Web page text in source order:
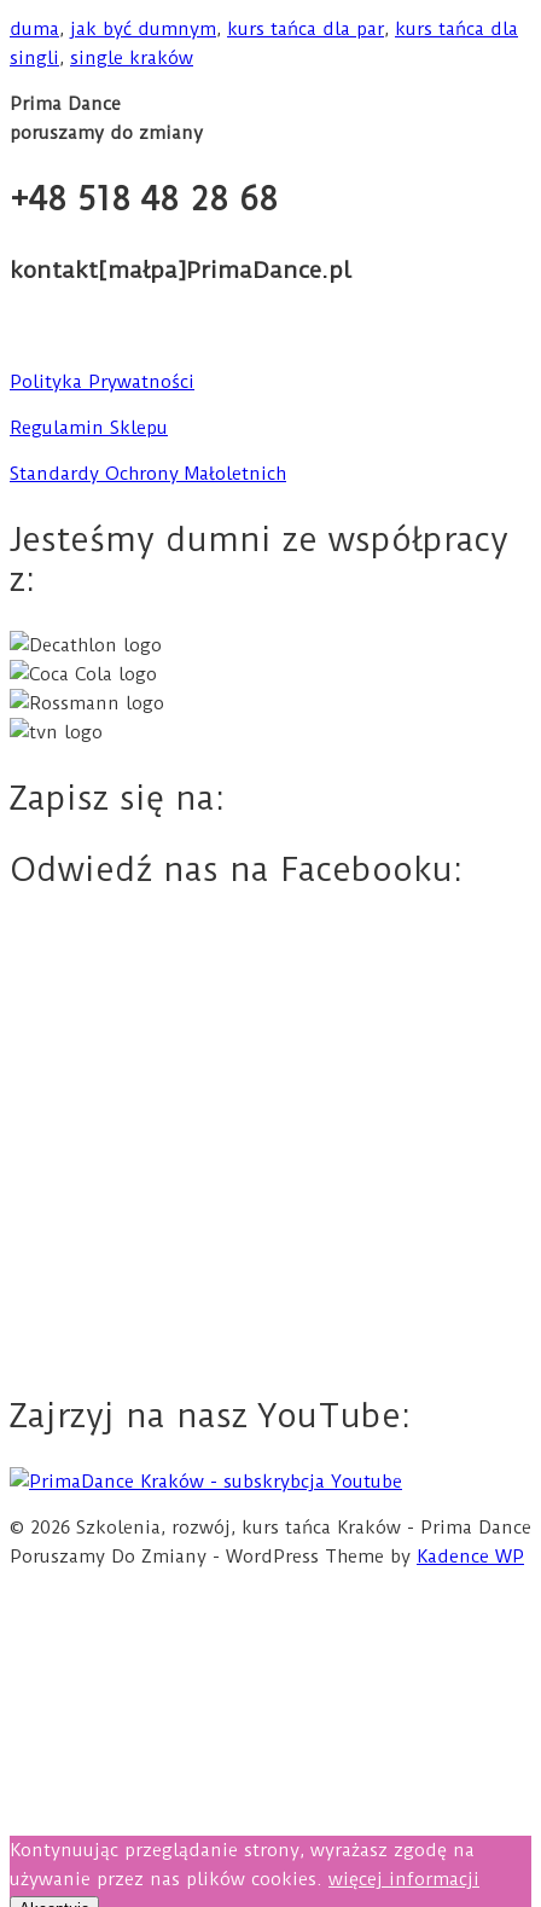
duma, jak być dumnym, kurs tańca dla par, kurs tańca dla
singli, single kraków
Prima Dance
poruszamy do zmiany
+48 518 48 28 68
kontakt[małpa]PrimaDance.pl
Polityka Prywatności
Regulamin Sklepu
Standardy Ochrony Małoletnich
Jesteśmy dumni ze współpracy
z:
Zapisz się na:
Odwiedź nas na Facebooku:
Zajrzyj na nasz YouTube:
© 2026 Szkolenia, rozwój, kurs tańca Kraków - Prima Dance
Poruszamy Do Zmiany - WordPress Theme by Kadence WP
Kontynuując przeglądanie strony, wyrażasz zgodę na
używanie przez nas plików cookies. więcej informacji